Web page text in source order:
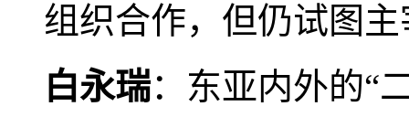
组织合作，但仍试图
白永瑞：东亚内外的“